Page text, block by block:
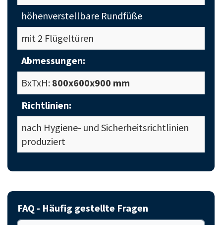
höhenverstellbare Rundfüße
mit 2 Flügeltüren
Abmessungen:
BxTxH: 800x600x900 mm
Richtlinien:
nach Hygiene- und Sicherheitsrichtlinien
produziert
FAQ - Häufig gestellte Fragen